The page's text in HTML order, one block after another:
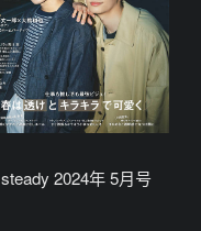
steady 2024年 5月号